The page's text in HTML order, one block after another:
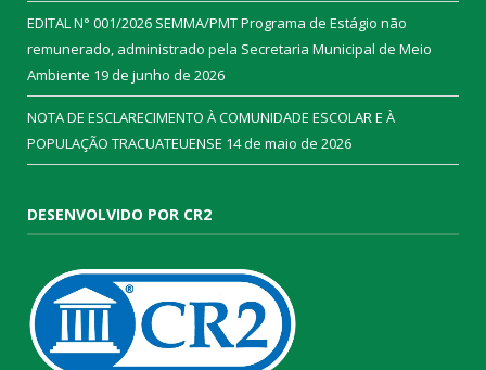
EDITAL N° 001/2026 SEMMA/PMT Programa de Estágio não
remunerado, administrado pela Secretaria Municipal de Meio
Ambiente 19 de junho de 2026
NOTA DE ESCLARECIMENTO À COMUNIDADE ESCOLAR E À
POPULAÇÃO TRACUATEUENSE 14 de maio de 2026
DESENVOLVIDO POR CR2